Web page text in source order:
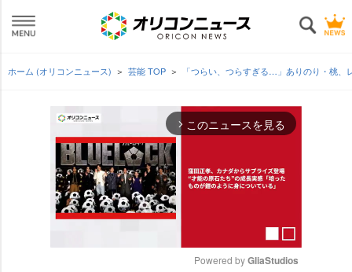
ホーム (オリコンニュース) 芸能 TOP 「つらい、つらすぎる…」ありのり・桃
arrow_forward_ios このニュースを見る
Powered by GliaStudios